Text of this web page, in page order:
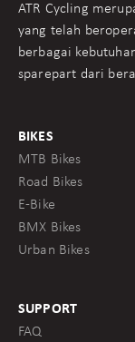
ATR Cycling
yang telah
berbagai
sparepart dari
BIKES
MTB Bikes
Road Bikes
E-Bike
BMX Bikes
Urban Bikes
SUPPORT
FAQ